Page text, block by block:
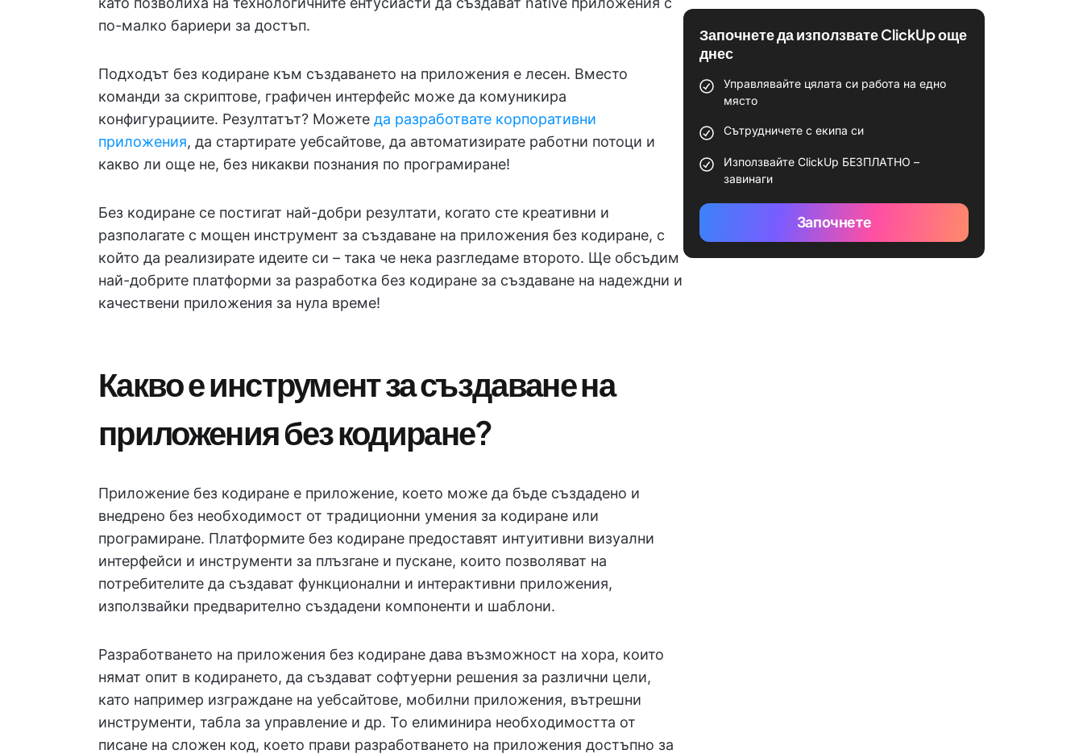
по-малко бариери за достъп.
Подходът без кодиране към създаването на приложения е лесен. Вместо
команди за скриптове, графичен интерфейс може да комуникира
конфигурациите. Резултатът? Можете да разработвате корпоративни
приложения, да стартирате уебсайтове, да автоматизирате работни потоци и
какво ли още не, без никакви познания по програмиране!
Без кодиране се постигат най-добри резултати, когато сте креативни и
разполагате с мощен инструмент за създаване на приложения без кодиране, с
който да реализирате идеите си – така че нека разгледаме второто. Ще обсъдим
най-добрите платформи за разработка без кодиране за създаване на надеждни и
качествени приложения за нула време!
Какво е инструмент за създаване на
приложения без кодиране?
Приложение без кодиране е приложение, което може да бъде създадено и
внедрено без необходимост от традиционни умения за кодиране или
програмиране. Платформите без кодиране предоставят интуитивни визуални
интерфейси и инструменти за плъзгане и пускане, които позволяват на
потребителите да създават функционални и интерактивни приложения,
използвайки предварително създадени компоненти и шаблони.
Разработването на приложения без кодиране дава възможност на хора, които
нямат опит в кодирането, да създават софтуерни решения за различни цели,
като например изграждане на уебсайтове, мобилни приложения, вътрешни
инструменти, табла за управление и др. То елиминира необходимостта от
писане на сложен код, което прави разработването на приложения достъпно за
Започнете да използвате ClickUp още
днес
Управлявайте цялата си работа на едно
място
Сътрудничете с екипа си
Използвайте ClickUp БЕЗПЛАТНО –
завинаги
Започнете